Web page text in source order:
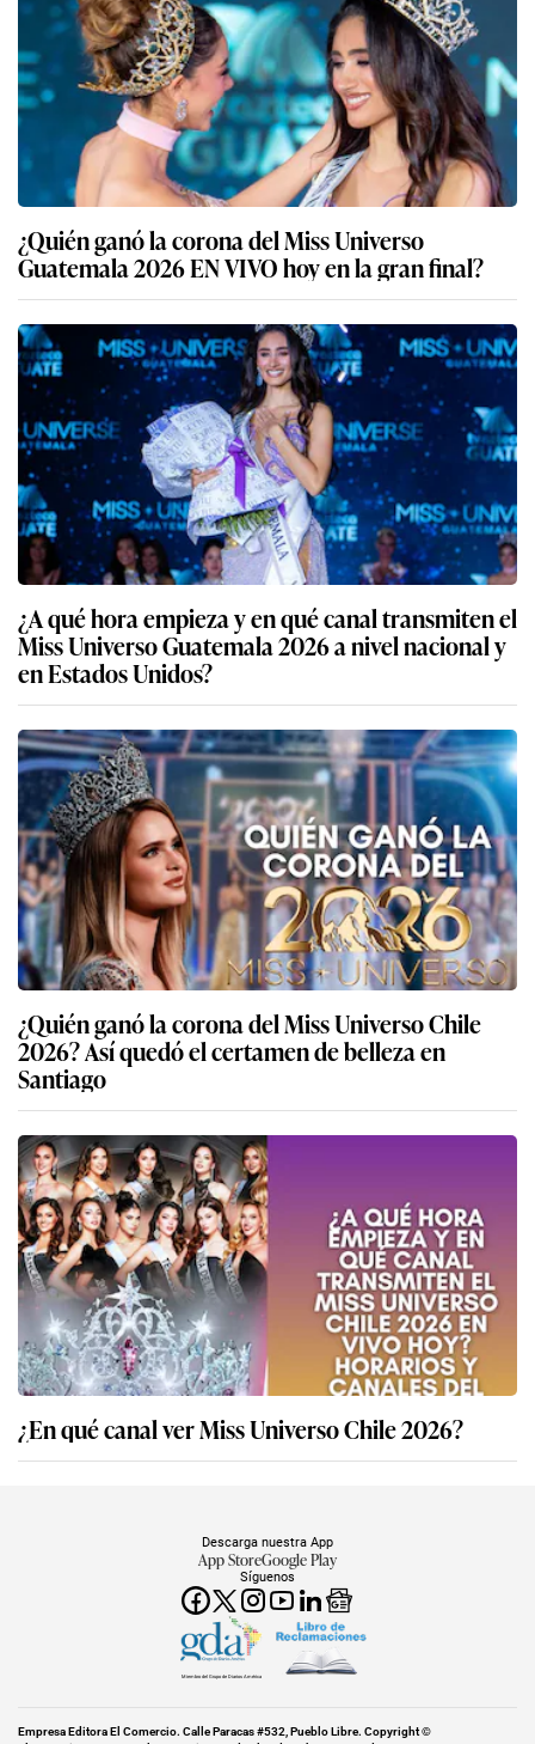
¿Quién ganó la corona del Miss Universo
Guatemala 2026 EN VIVO hoy en la gran final?
¿A qué hora empieza y en qué canal transmiten el
Miss Universo Guatemala 2026 a nivel nacional y
en Estados Unidos?
¿Quién ganó la corona del Miss Universo Chile
2026? Así quedó el certamen de belleza en
Santiago
¿En qué canal ver Miss Universo Chile 2026?
Síguenos
Descarga nuestra App
App StoreGoogle Play
Miembro del Grupo de Diarios América
Empresa Editora El Comercio. Calle Paracas #532, Pueblo Libre. Copyright ©